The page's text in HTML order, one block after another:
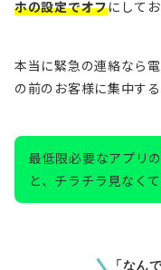
ホの設定でオフにして
本当に緊急の連絡なら
の前のお客様に集中す
最低限必要なアプリ
と、チラチラ見なく
「なん